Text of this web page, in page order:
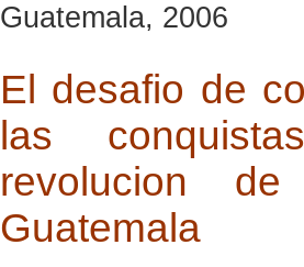
Guatemala, 2006
El desafio de
las
revolucion
Guatemala